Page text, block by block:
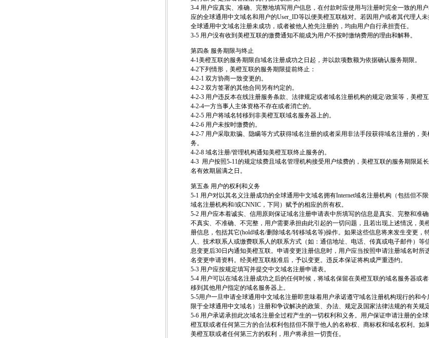
3-4 用户应真实、准确、完整地填写用户信息，在付款时应使用与注册时完全一致的用
应的全球通用中文域名和用户的User_ID等以便美橙互联核对。若因用户或者其代理人
全球通用中文域名注册未成功，或者被他人抢先注册的，均由用户自行承担责任。
3-5 用户没有收到美橙互联的缴费通知不能成为用户不按时缴纳费用的理由和解释。
第四条 服务期限与终止
4-1美橙互联的服务期限自域名注册成功之日起，并以款项数额为依据确认服务期限。
4-2下列情形，美橙互联的服务期限提前终止：
4-2-1 双方协商一致变更的。
4-2-2 双方签署的其他合同另有约定的。
4-2-3 用户违反本在线注册服务条款、法律规定或者域名注册机构的规定/政策等，美橙
4-2-4一方当事人主体资格不存在或者消亡的。
4-2-5 用户将域名转移到非美橙互联域名服务器上的。
4-2-6 用户未按时缴费的。
4-2-7 用户采取欺骗、隐瞒等方式获得域名注册的或者采用非法手段获得域名注册的，
务。
4-2-8 域名注册/管理机构通知美橙互联终止服务的。
4-3 用户按照5-11的规定续费且域名管理机构接受用户续费的，美橙互联的服务期限延
名有效期届满之日。
第五条 用户的权利和义务
5-1 用户对以其名义注册成功的全球通用中文域名拥有Internet域名注册机构（包括但不
域名注册机构和/或CNNIC，下同）赋予的相应的所有权。
5-2 用户应本着诚实、信用原则保证域名注册申请表中所填写的信息是真实、完整和准
不真实、不准确、不完整，用户需要承担由此引起的一切问题，且若出现上述情况，美
册信息，包括其它(hold域名/删除域名/转移域名等)操作。如果这些信息将来发生变更，
人、技术联系人或缴费联系人的联系方式（如：通信地址、电话、传真或电子邮件）等
息变更后30日内通知美橙互联。申请变更注册信息时，用户应当按照申请注册域名时所
名变更申请资料。经美橙互联核准后，予以变更。违反本保证将构成严重违约。
5-3 用户应按规定填写并提交中文域名注册申请表。
5-4 用户可以在域名注册成功之后的任何时候，将域名保留在美橙互联的域名服务器或
移到其他用户指定的域名服务器上。
5-5用户一旦申请全球通用中文域名注册即意味着用户承诺遵守域名注册机构现行的和
限于全球通用中文域名）注册和争议解决的政策、办法、规定及国家法律法规的有关规定
5-6 用户承诺承担此次域名注册全过程产生的一切权利和义务。用户保证申请注册的全
橙互联或者任何第三方的合法权利包括但不限于他人的名称权、商标权和域名权利。如
美橙互联或者任何第三方的权利，用户将承担一切责任。